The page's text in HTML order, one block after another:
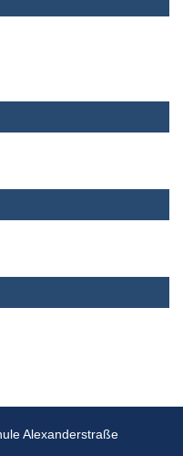
Alexanderstraße